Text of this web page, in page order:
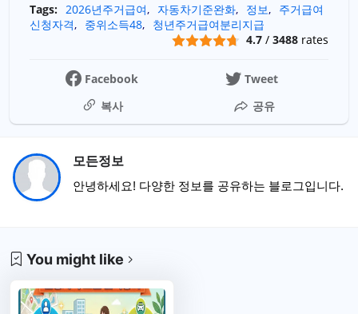
Tags: 2026년주거급여 자동차기준완화 정보
주거급여
신청자격
중위소득48
청년주거급여분리지급
4.7 /3488 rates
Facebook
Tweet
복사
공유
모든정보
안녕하세요! 다양한 정보를 공유하는 블로그입니다.
You might like